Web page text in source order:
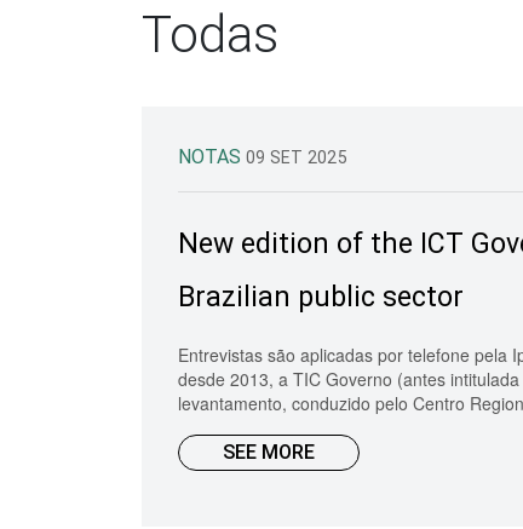
Todas
NOTAS 09 SET 2025
New edition of the ICT
Brazilian public sector
Entrevistas são aplicadas por telefone pela
desde 2013, a TIC Governo (antes
levantamento, conduzido pelo Centro
SEE MORE